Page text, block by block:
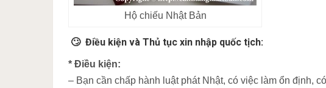
Hộ chiếu Nhật Bản
🙄 Điều kiện và Thủ tục xin nhập quốc tịch:
* Điều kiện:
– Bạn cần chấp hành luật phát Nhật, có việc làm ổn định,